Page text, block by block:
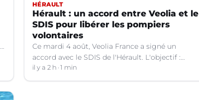
HÉRAULT
Hérault : un accord entre Veolia et le
SDIS pour libérer les pompiers
volontaires
Ce mardi 4 août, Veolia France a signé un
accord avec le SDIS de l'Hérault. L'objectif :
faciliter la disponibilité des salariés de
l'entreprise engagés en qualité de sapeurs-
il y a 2 h 1 min